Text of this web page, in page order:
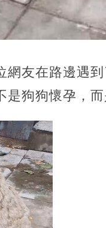
網友在路邊遇
是狗狗懷孕，